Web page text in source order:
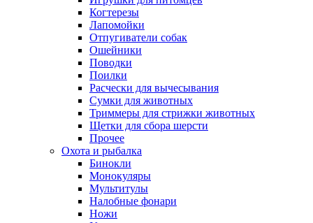
Когтерезы
Лапомойки
Отпугиватели собак
Ошейники
Поводки
Поилки
Расчески для вычесывания
Сумки для животных
Триммеры для стрижки животных
Щетки для сбора шерсти
Прочее
Охота и рыбалка
Бинокли
Монокуляры
Мультитулы
Налобные фонари
Ножи